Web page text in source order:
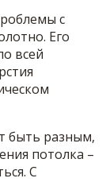
с
Его
всей
быть разным,
потолка –
С